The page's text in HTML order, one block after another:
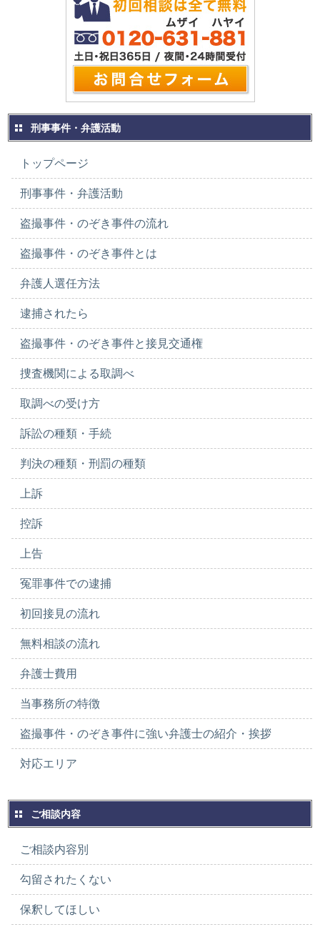
刑事事件・弁護活動
トップページ
刑事事件・弁護活動
盗撮事件・のぞき事件の流れ
盗撮事件・のぞき事件とは
弁護人選任方法
逮捕されたら
盗撮事件・のぞき事件と接見交通権
捜査機関による取調べ
取調べの受け方
訴訟の種類・手続
判決の種類・刑罰の種類
上訴
控訴
上告
冤罪事件での逮捕
初回接見の流れ
無料相談の流れ
弁護士費用
当事務所の特徴
盗撮事件・のぞき事件に強い弁護士の紹介・挨拶
対応エリア
ご相談内容
ご相談内容別
勾留されたくない
保釈してほしい